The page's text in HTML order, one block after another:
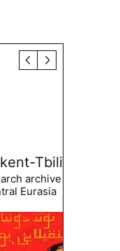
Tbilisi
archive of the
Eurasia